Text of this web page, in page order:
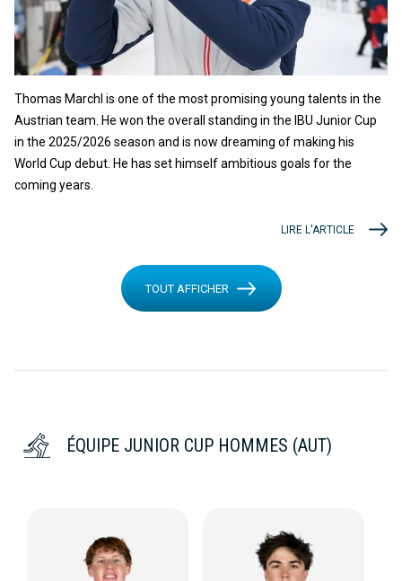
Thomas Marchl is one of the most promising young talents in the
Austrian team. He won the overall standing in the IBU Junior Cup
in the 2025/2026 season and is now dreaming of making his
World Cup debut. He has set himself ambitious goals for the
coming years.
LIRE L'ARTICLE
TOUT AFFICHER
ÉQUIPE JUNIOR CUP HOMMES (AUT)